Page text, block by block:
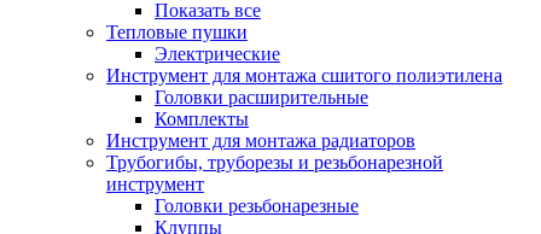
Показать все
Тепловые пушки
Электрические
Инструмент для монтажа сшитого полиэтилена
Головки расширительные
Комплекты
Инструмент для монтажа радиаторов
Трубогибы, труборезы и резьбонарезной
инструмент
Головки резьбонарезные
Клуппы